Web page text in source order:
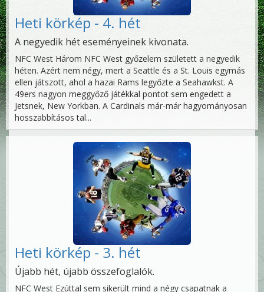
Heti körkép - 4. hét
A negyedik hét eseményeinek kivonata.
NFC West Három NFC West győzelem született a negyedik
héten. Azért nem négy, mert a Seattle és a St. Louis egymás
ellen játszott, ahol a hazai Rams legyőzte a Seahawkst. A
49ers nagyon meggyőző játékkal pontot sem engedett a
Jetsnek, New Yorkban. A Cardinals már-már hagyományosan
hosszabbításos tal...
Heti körkép - 3. hét
Újabb hét, újabb összefoglalók.
NFC West Ezúttal sem sikerült mind a négy csapatnak a